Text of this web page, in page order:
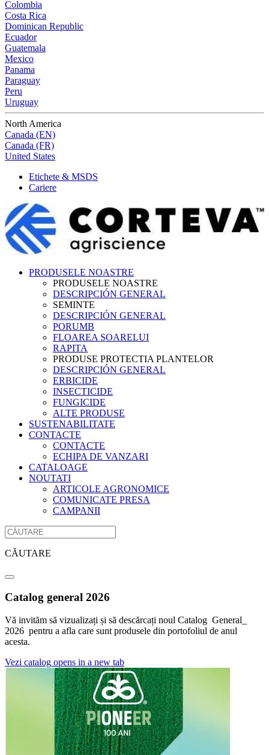
Colombia
Costa Rica
Dominican Republic
Ecuador
Guatemala
Mexico
Panama
Paraguay
Peru
Uruguay
North America
Canada (EN)
Canada (FR)
United States
Etichete & MSDS
Cariere
PRODUSELE NOASTRE
PRODUSELE NOASTRE
DESCRIPCIÓN GENERAL
SEMINTE
DESCRIPCIÓN GENERAL
PORUMB
FLOAREA SOARELUI
RAPITA
PRODUSE PROTECTIA PLANTELOR
DESCRIPCIÓN GENERAL
ERBICIDE
INSECTICIDE
FUNGICIDE
ALTE PRODUSE
SUSTENABILITATE
CONTACTE
CONTACTE
ECHIPA DE VANZARI
CATALOAGE
NOUTATI
ARTICOLE AGRONOMICE
COMUNICATE PRESA
CAMPANII
CĂUTARE
Catalog general 2026
Vă invităm să vizualizați și să descărcați noul Catalog General_
2026 pentru a afla care sunt produsele din portofoliul de anul
acesta.
Vezi catalog opens in a new tab